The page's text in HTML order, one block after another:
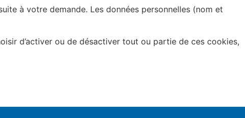
à votre demande. Les données personnelles (nom et
d’activer ou de désactiver tout ou partie de ces cookies,